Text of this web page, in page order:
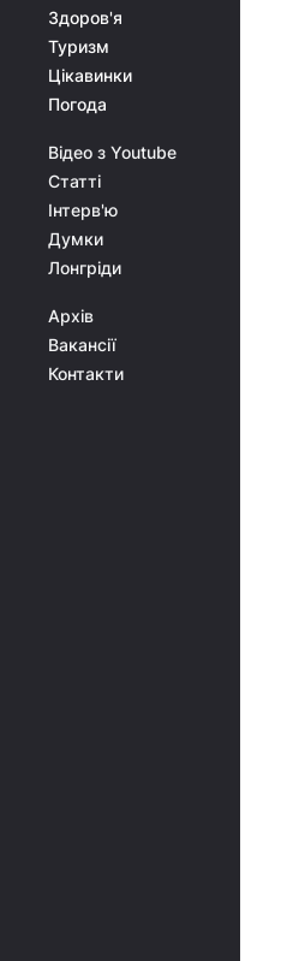
Здоров'я
Туризм
Цікавинки
Погода
Відео з Youtube
Статті
Інтерв'ю
Думки
Лонгріди
Архів
Вакансії
Контакти